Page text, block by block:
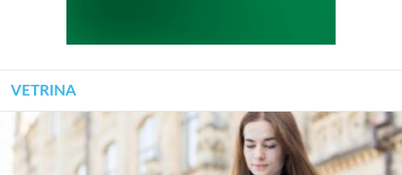
VETRINA